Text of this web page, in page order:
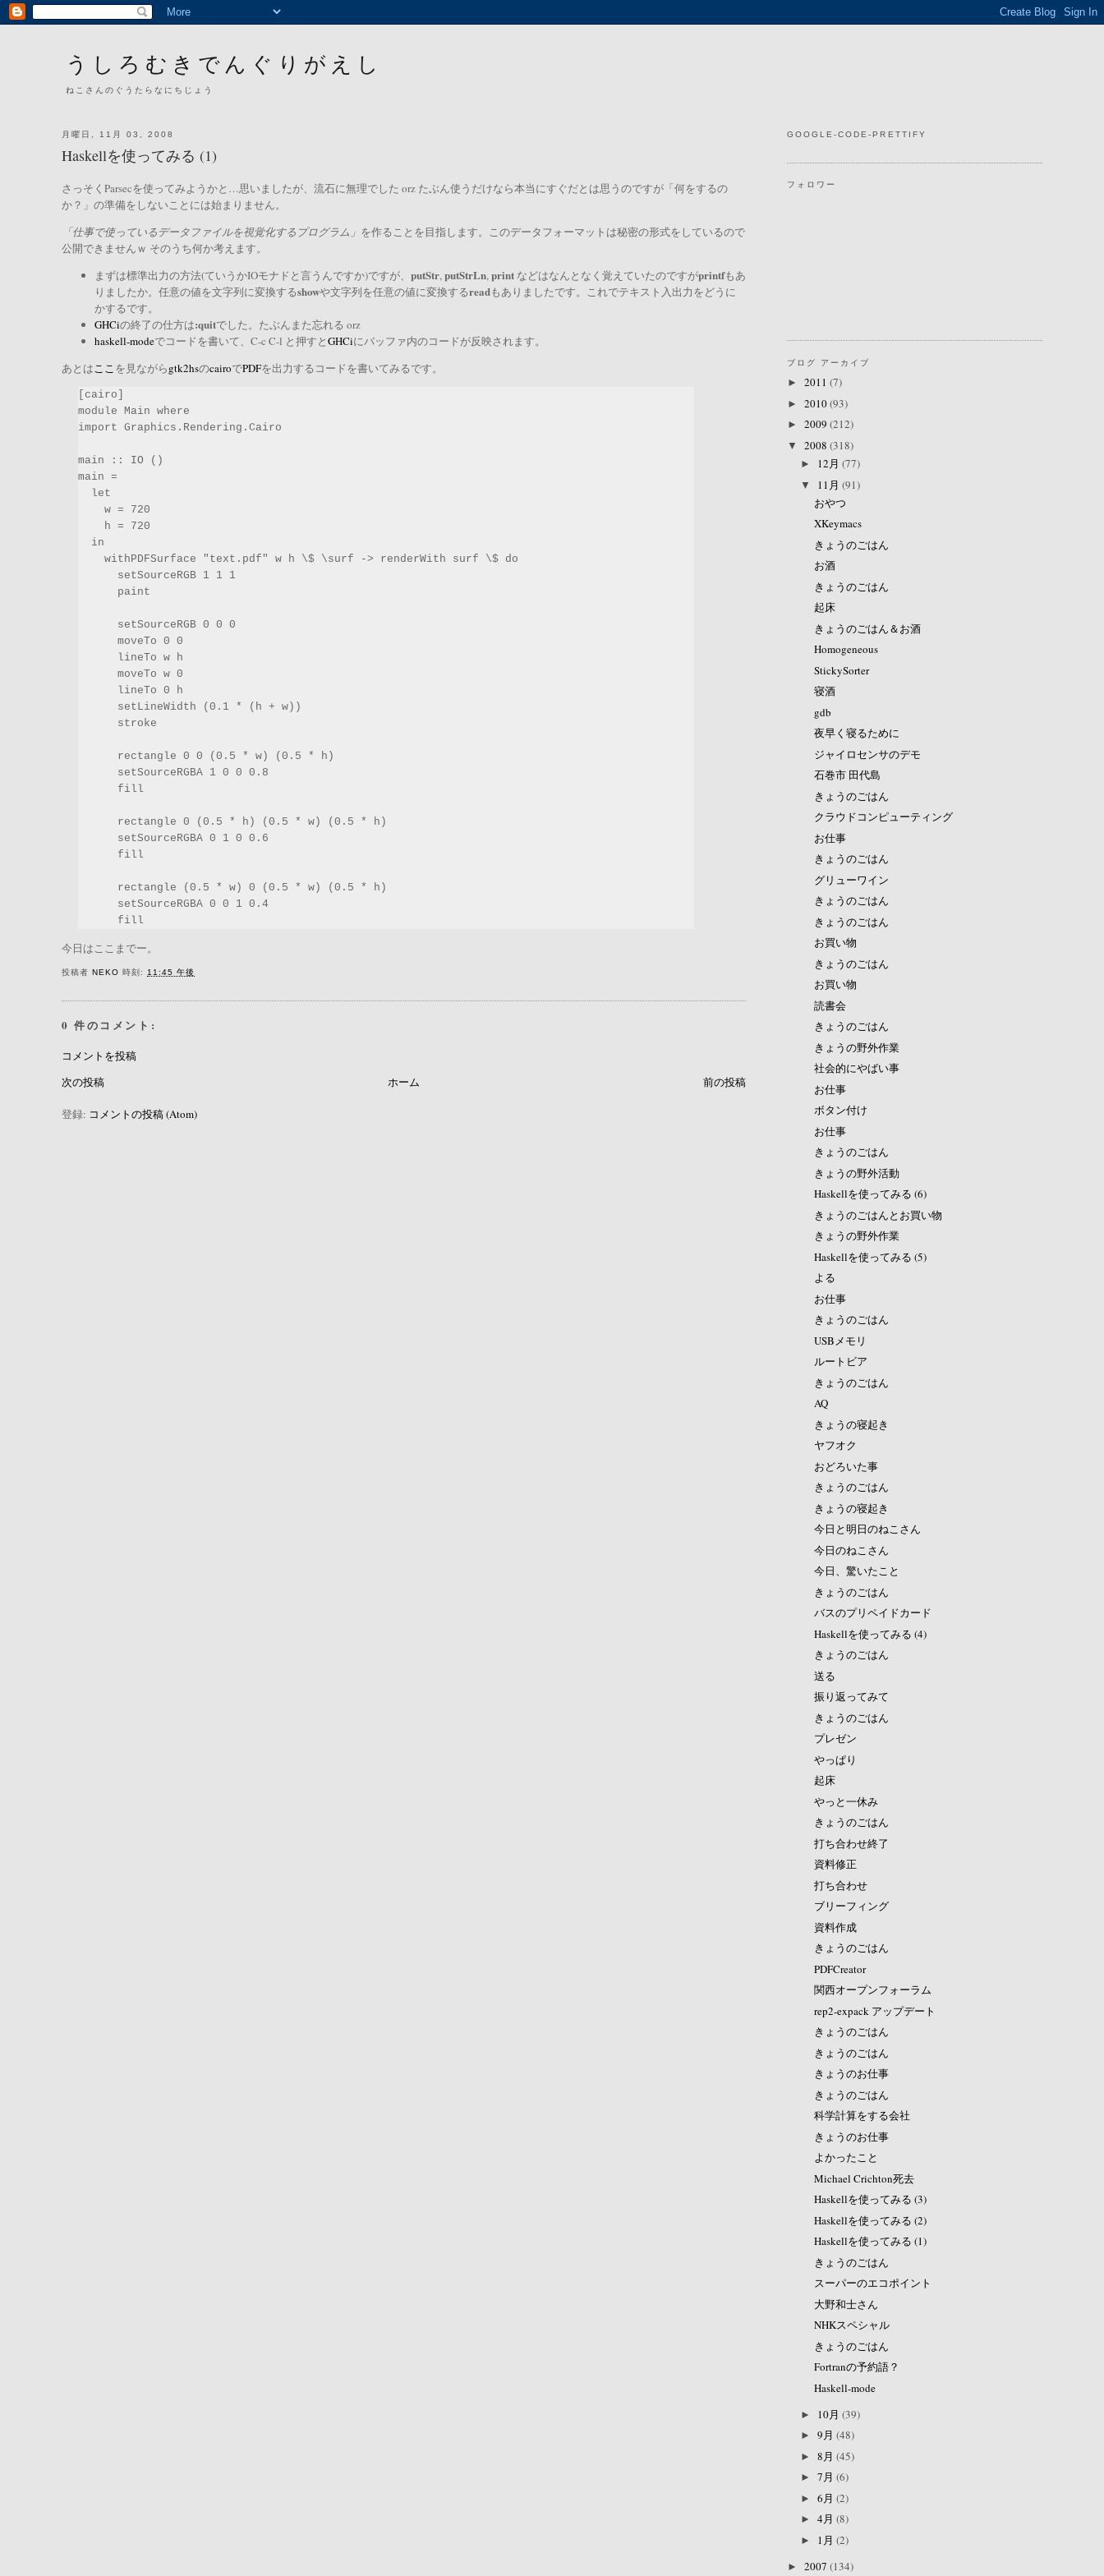
うしろむきでんぐりがえし
ねこさんのぐうたらなにちじょう
月曜日, 11月 03, 2008
Haskellを使ってみる (1)
さっそくParsecを使ってみようかと…思いましたが、流石に無理でした orz たぶん使うだけなら本当にすぐだとは思うのですが「何をするの
か？」の準備をしないことには始まりません。
「仕事で使っているデータファイルを視覚化するプログラム」 を作ることを目指します。このデータフォーマットは秘密の形式をしているので
公開できませんｗ そのうち何か考えます。
まずは標準出力の方法(ていうかIOモナドと言うんですか)ですが、 putStr,putStrLn,printなどはなんとなく覚えていたのですがprintfもあ
りましたか。任意の値を文字列に変換するshowや文字列を任意の値に変換するreadもありましたです。これでテキスト入出力をどうに
かするです。
GHCiの終了の仕方は:quitでした。たぶんまた忘れる orz
haskell-modeでコードを書いて、C-c C-l と押すとGHCiにバッファ内のコードが反映されます。
あとはここ を見ながらgtk2hsのcairoでPDFを出力するコードを書いてみるです。
module Main where
import Graphics.Rendering.Cairo
main :: IO ()
main =
let
w = 720
h = 720
in
withPDFSurface "text.pdf" w h \$ \surf -> renderWith surf \$ do
setSourceRGB 1 1 1
paint
setSourceRGB 0 0 0
moveTo 0 0
lineTo w h
moveTo w 0
lineTo 0 h
setLineWidth (0.1 * (h + w))
stroke
rectangle 0 0 (0.5 * w) (0.5 * h)
setSourceRGBA 1 0 0 0.8
fill
rectangle 0 (0.5 * h) (0.5 * w) (0.5 * h)
setSourceRGBA 0 1 0 0.6
fill
rectangle (0.5 * w) 0 (0.5 * w) (0.5 * h)
setSourceRGBA 0 0 1 0.4
fill
今日はここまでー。
投稿者 NEKO 時刻:11:45 午後
0 件のコメント:
コメントを投稿
次の投稿
前の投稿
ホーム
登録: コメントの投稿 (Atom)
GOOGLE-CODE-PRETTIFY
フォロワー
ブログ アーカイブ
►2011(7)
►2010(93)
►2009(212)
▼2008(318)
► 12月 (77)
▼ 11月 (91)
おやつ
XKeymacs
きょうのごはん
お酒
きょうのごはん
起床
きょうのごはん＆お酒
Homogeneous
StickySorter
寝酒
gdb
夜早く寝るために
ジャイロセンサのデモ
石巻市 田代島
きょうのごはん
クラウドコンピューティング
お仕事
きょうのごはん
グリューワイン
きょうのごはん
きょうのごはん
お買い物
きょうのごはん
お買い物
読書会
きょうのごはん
きょうの野外作業
社会的にやばい事
お仕事
ボタン付け
お仕事
きょうのごはん
きょうの野外活動
Haskellを使ってみる (6)
きょうのごはんとお買い物
きょうの野外作業
Haskellを使ってみる (5)
よる
お仕事
きょうのごはん
USBメモリ
ルートビア
きょうのごはん
AQ
きょうの寝起き
ヤフオク
おどろいた事
きょうのごはん
きょうの寝起き
今日と明日のねこさん
今日のねこさん
今日、驚いたこと
きょうのごはん
バスのプリペイドカード
Haskellを使ってみる (4)
きょうのごはん
送る
振り返ってみて
きょうのごはん
プレゼン
やっぱり
起床
やっと一休み
きょうのごはん
打ち合わせ終了
資料修正
打ち合わせ
ブリーフィング
資料作成
きょうのごはん
PDFCreator
関西オープンフォーラム
rep2-expack アップデート
きょうのごはん
きょうのごはん
きょうのお仕事
きょうのごはん
科学計算をする会社
きょうのお仕事
よかったこと
Michael Crichton死去
Haskellを使ってみる (3)
Haskellを使ってみる (2)
Haskellを使ってみる (1)
きょうのごはん
スーパーのエコポイント
大野和士さん
NHKスペシャル
きょうのごはん
Fortranの予約語？
Haskell-mode
► 10月 (39)
► 9月 (48)
► 8月 (45)
► 7月 (6)
► 6月 (2)
► 4月 (8)
► 1月 (2)
►2007(134)